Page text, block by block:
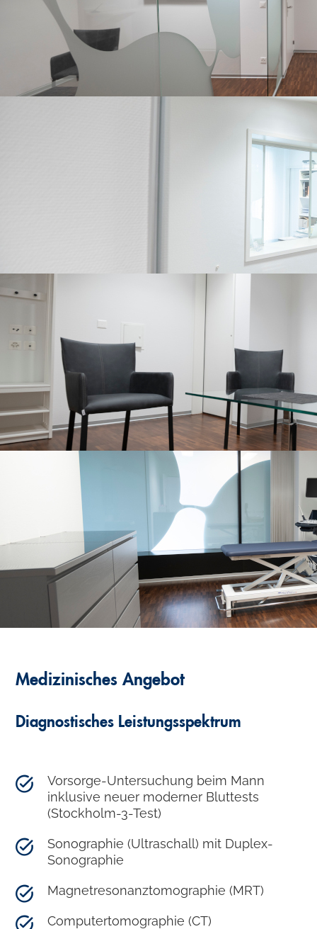
Medizinisches Angebot
Diagnostisches Leistungsspektrum
Vorsorge-Untersuchung beim Mann
inklusive neuer moderner Bluttests
(Stockholm-3-Test)
Sonographie (Ultraschall) mit Duplex-
Sonographie
Magnetresonanztomographie (MRT)
Computertomographie (CT)